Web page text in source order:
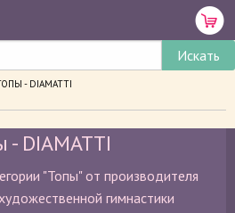
СТРАНИЦА:
- DIAMATTI
- DIAMATTI
"Топы" от производителя
гимнастики